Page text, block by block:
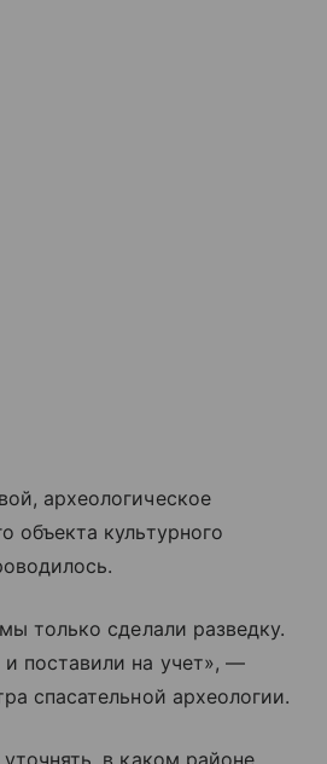
археологическое
объекта культурного
только сделали разведку.
поставили на учет», —
спасательной археологии.